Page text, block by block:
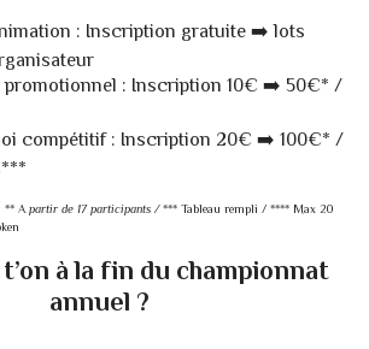
: Inscription gratuite ➡️ lots
: Inscription 10€ ➡️ 50€* /
compétitif : Inscription 20€ ➡️ 100€* /
** A partir de 17 participants /*** Tableau rempli / **** Max 20
à la fin du championnat
annuel ?